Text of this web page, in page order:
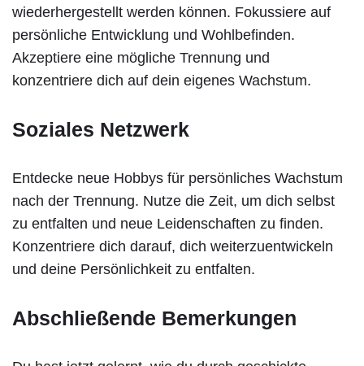
wiederhergestellt werden können. Fokussiere auf
persönliche Entwicklung und Wohlbefinden.
Akzeptiere eine mögliche Trennung und
konzentriere dich auf dein eigenes Wachstum.
Soziales Netzwerk
Entdecke neue Hobbys für persönliches Wachstum
nach der Trennung. Nutze die Zeit, um dich selbst
zu entfalten und neue Leidenschaften zu finden.
Konzentriere dich darauf, dich weiterzuentwickeln
und deine Persönlichkeit zu entfalten.
Abschließende Bemerkungen